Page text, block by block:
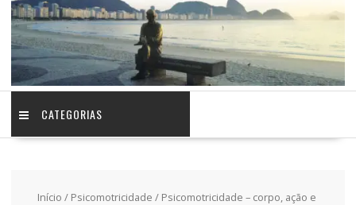
CATEGORIAS
Início / Psicomotricidade / Psicomotricidade – corpo, ação e